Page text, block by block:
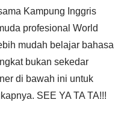
Kampung Inggris
profesional World
mudah belajar bahasa
bukan sekedar
di bawah ini untuk
SEE YA TA TA!!!